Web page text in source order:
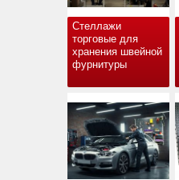
Стеллажи
торговые для
хранения швейной
фурнитуры